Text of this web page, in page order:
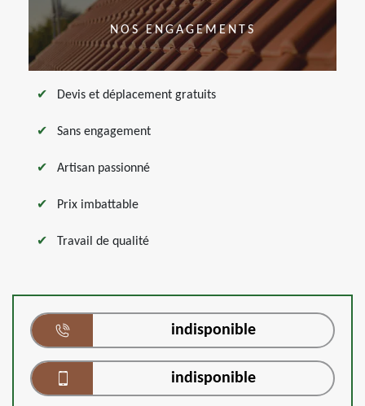
NOS ENGAGEMENTS
Devis et déplacement gratuits
Sans engagement
Artisan passionné
Prix imbattable
Travail de qualité
indisponible
indisponible